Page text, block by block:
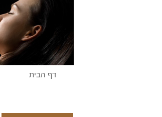
דף הבית